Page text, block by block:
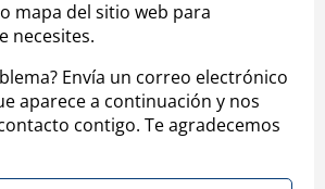
mapa del sitio web para
necesites.
Envía un correo electrónico
aparece a continuación y nos
contigo. Te agradecemos